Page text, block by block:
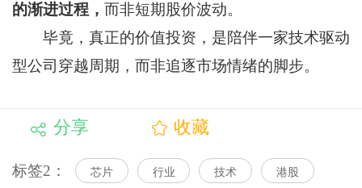
的渐进过程， 而非短期股价波动。
毕竟，真正的价值投资，是陪伴一家技术驱动
型公司穿越周期，而非追逐市场情绪的脚步。
分享 收藏
标签2： 芯片 行业 技术 港股